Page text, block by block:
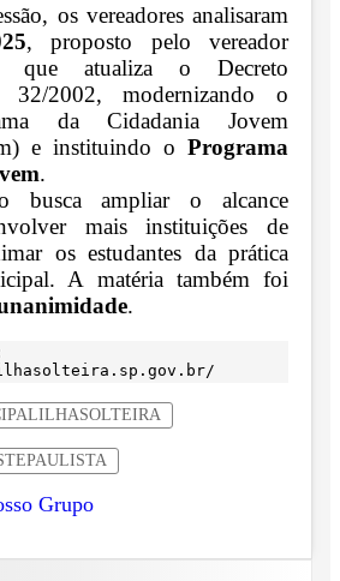
os vereadores analisaram
, proposto pelo vereador
que atualiza o Decreto
32/2002, modernizando o
da Cidadania Jovem
e instituindo o Programa
.
busca ampliar o alcance
mais instituições de
os estudantes da prática
A matéria também foi
.